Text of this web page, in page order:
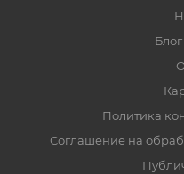
Политика
Соглашение на